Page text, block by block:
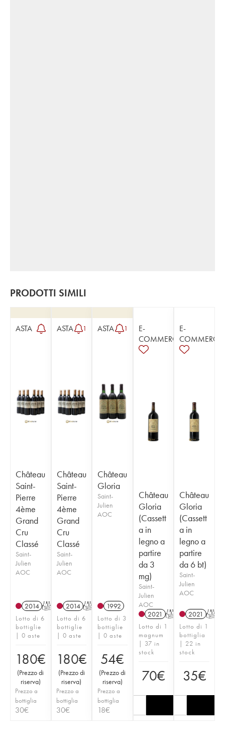
PRODOTTI SIMILI
ASTA
Château
Saint-
Pierre
4ème
Grand
Cru
Classé
Saint-
Julien
AOC
2014 T
Lotto di 6
bottiglie
| 0 aste
180€
(Prezzo di
riserva)
Prezzo a
bottiglia
30€
ASTA 1
Château
Saint-
Pierre
4ème
Grand
Cru
Classé
Saint-
Julien
AOC
2014 T
Lotto di 6
bottiglie
| 0 aste
180€
(Prezzo di
riserva)
Prezzo a
bottiglia
30€
ASTA 1
Château
Gloria
Saint-
Julien
AOC
1992
Lotto di 3
bottiglie
| 0 aste
54€
(Prezzo di
riserva)
Prezzo a
bottiglia
18€
E-
COMMERCE
Château
Gloria
(Cassett
a in
legno a
partire
da 3
mg)
Saint-
Julien
AOC
2021 T
Lotto di 1
magnum
| 37 in
stock
70€
E-
COMMERCE
Château
Gloria
(Cassett
a in
legno a
partire
da 6 bt)
Saint-
Julien
AOC
2021 T
Lotto di 1
bottiglia
| 22 in
stock
35€